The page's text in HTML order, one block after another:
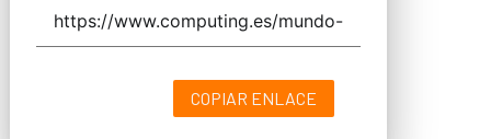
COPIAR ENLACE